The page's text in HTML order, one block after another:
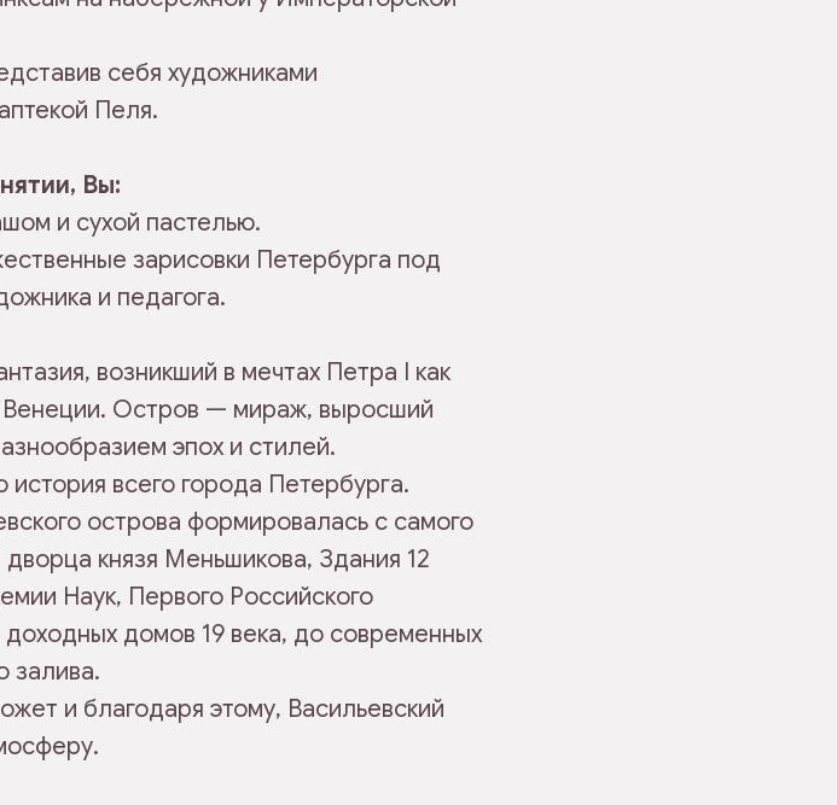
себя художниками
Пеля.
Вы:
и сухой пастелью.
зарисовки Петербурга под
и педагога.
возникший в мечтах Петра I как
Остров — мираж, выросший
эпох и стилей.
всего города Петербурга.
острова формировалась с самого
князя Меньшикова, Здания 12
Наук, Первого Российского
домов 19 века, до современных
залива.
и благодаря этому, Васильевский